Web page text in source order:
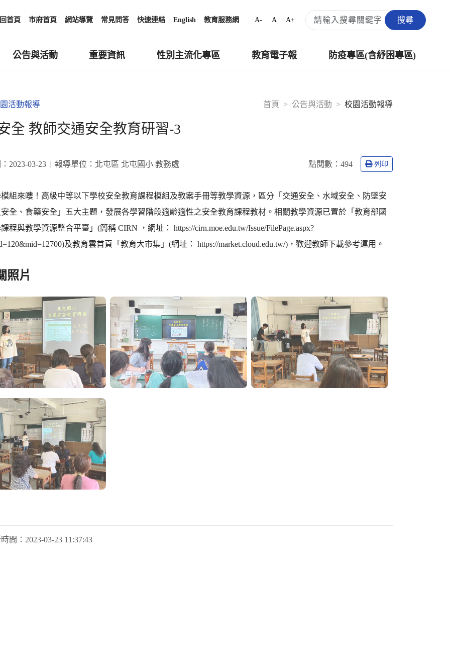
回首頁 市府首頁 網站導覽 常見問答 快速連結 English 教育服務網 A- A A+ 搜尋
公告與活動 重要資訊 性別主流化專區 教育電子報 防疫專區(含紓困專區)
首頁 公告與活動 校園活動報導
活動報導
全 教師交通安全教育研習-3
2023-03-23 報導單位： 北屯區 北屯國小 教務處 點閱數： 494 列印
組來嘍！高級中等以下學校安全教育課程模組及教案手冊等教學資源，區分「交通安全、水域安全、防墜安
全、食藥安全」五大主題，發展各學習階段適齡適性之安全教育課程教材。相關教學資源已置於「教育部國
程與教學資源整合平臺」(簡稱 CIRN ，網址： https://cirn.moe.edu.tw/Issue/FilePage.aspx?
及教育雲首頁「教育大市集」(網址： https://market.cloud.edu.tw/)，歡迎教師下載參考運用。
照片
間： 2023-03-23 11:37:43